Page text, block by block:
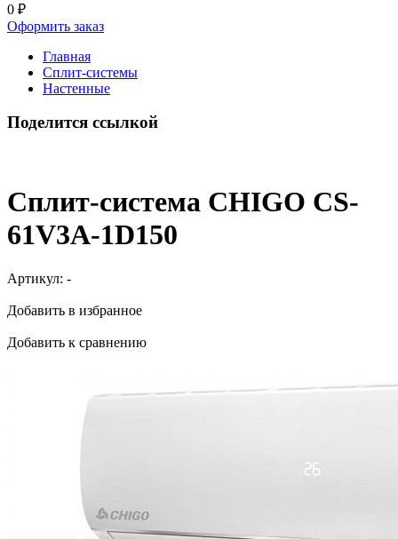
0 ₽
Оформить заказ
Главная
Сплит-системы
Настенные
Поделится ссылкой
Сплит-система CHIGO CS-
61V3A-1D150
Артикул: -
Добавить в избранное
Добавить к сравнению